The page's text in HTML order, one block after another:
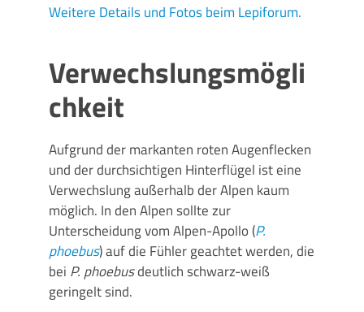
Weitere Details und Fotos beim Lepiforum.
Verwechslungsmögli
chkeit
Aufgrund der markanten roten Augenflecken
und der durchsichtigen Hinterflügel ist eine
Verwechslung außerhalb der Alpen kaum
möglich. In den Alpen sollte zur
Unterscheidung vom Alpen-Apollo (P.
phoebus) auf die Fühler geachtet werden, die
bei P. phoebusdeutlich schwarz-weiß
geringelt sind.